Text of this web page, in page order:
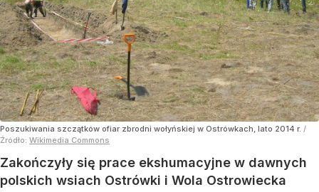
Poszukiwania szczątków ofiar zbrodni wołyńskiej w Ostrówkach, lato 2014 r. /
Źródło: Wikimedia Commons
Zakończyły się prace ekshumacyjne w dawnych
polskich wsiach Ostrówki i Wola Ostrowiecka